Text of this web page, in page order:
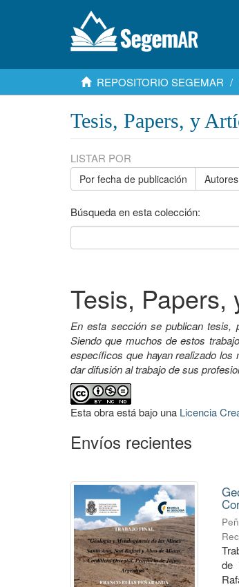
REPOSITORIO SEGEMAR
Tesis, Papers, y
LISTAR POR
Por fecha de publicación Autores
Búsqueda en esta colección:
Tesis, Papers,
En esta sección se publican tesis,
Siendo que muchos de estos
específicos que hayan realizado
dar difusión al trabajo de sus
Esta obra está bajo una Licencia
Envíos recientes
de